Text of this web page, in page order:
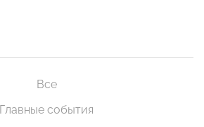
Все
Главные события